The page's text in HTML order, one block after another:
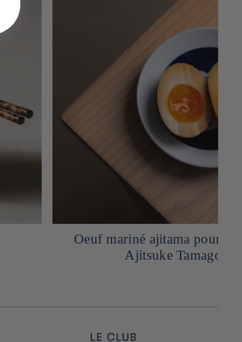
Oeuf mariné ajitama pour Ramen -
Ajitsuke Tamago